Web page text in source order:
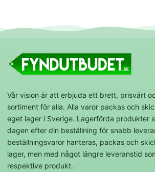
Vår vision är att erbjuda ett brett, prisvärt
sortiment för alla. Alla varor packas och
eget lager i Sverige. Lagerförda produkter
dagen efter din beställning för snabb
beställningsvaror hanteras, packas och
lager, men med något längre leveranstid
respektive produkt.